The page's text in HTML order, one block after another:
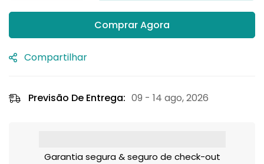
Comprar Agora
Compartilhar
Previsão De Entrega: 09 - 14 ago, 2026
Garantia segura & seguro de check-out